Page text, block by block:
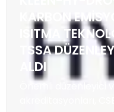
KARBON
ISITMA
TSSA
ALDI